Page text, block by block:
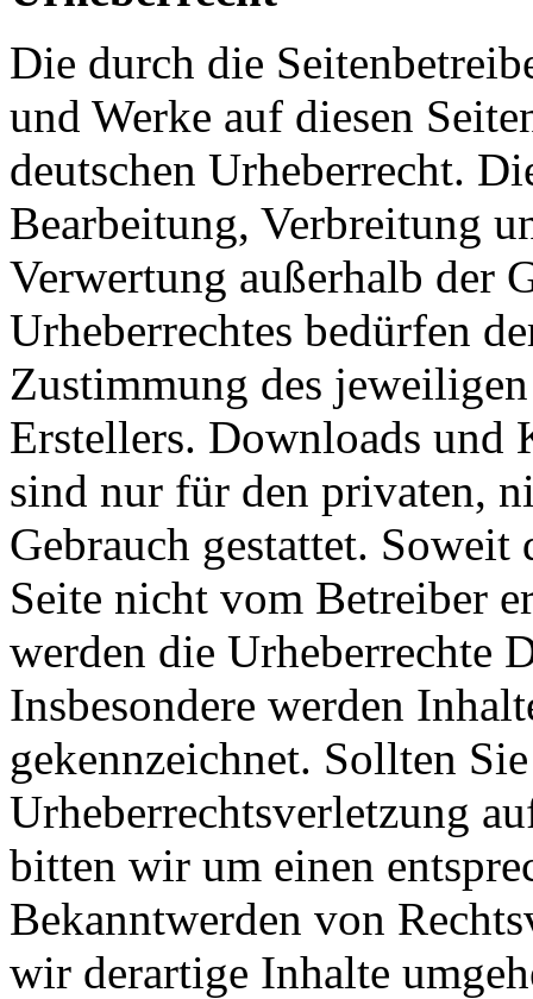
Die durch die
und Werke auf diesen
deutschen Urheberrecht.
Bearbeitung, Verbreitung
Verwertung außerhalb der
Urheberrechtes bedürfen
Zustimmung des
Erstellers. Downloads und
sind nur für den privaten,
Gebrauch gestattet.
Seite nicht vom Betreiber
werden die Urheberrechte
Insbesondere werden
gekennzeichnet. Sollten
Urheberrechtsverletzung
bitten wir um einen
Bekanntwerden von
wir derartige Inhalte